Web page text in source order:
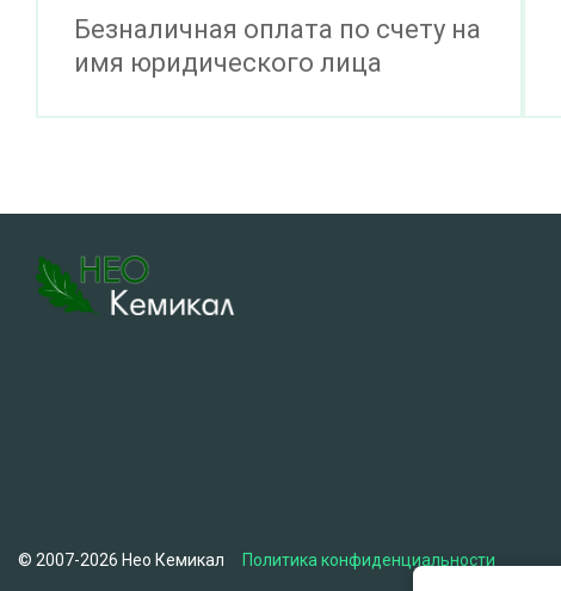
Безналичная оплата по счету на
имя юридического лица
© 2007-2026 Нео Кемикал Политика конфиденциальности